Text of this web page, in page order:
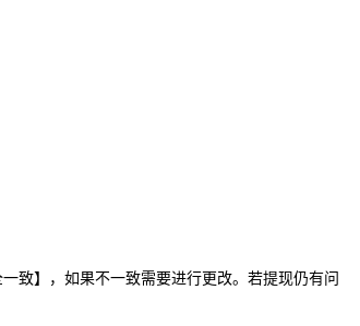
致】，如果不一致需要进行更改。若提现仍有问